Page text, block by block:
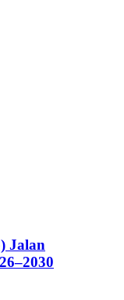
Jalan